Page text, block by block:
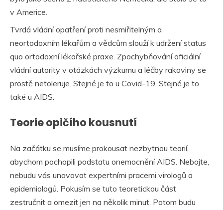
v Americe.
Tvrdá vládní opatření proti nesmiřitelným a
neortodoxním lékařům a vědcům slouží k udržení status
quo ortodoxní lékařské praxe. Zpochybňování oficiální
vládní autority v otázkách výzkumu a léčby rakoviny se
prostě netoleruje. Stejné je to u Covid-19. Stejné je to
také u AIDS.
Teorie opičího kousnutí
Na začátku se musíme prokousat nezbytnou teorií,
abychom pochopili podstatu onemocnění AIDS. Nebojte,
nebudu vás unavovat expertními pracemi virologů a
epidemiologů. Pokusím se tuto teoretickou část
zestručnit a omezit jen na několik minut. Potom budu